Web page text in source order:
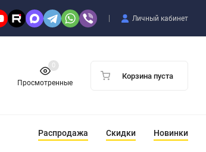
Личный кабинет
Просмотренные
0
Корзина пуста
Распродажа Скидки Новинки